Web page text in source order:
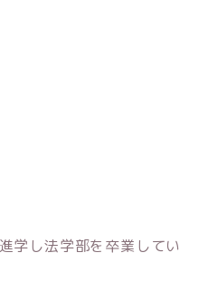
学し法学部を卒業してい